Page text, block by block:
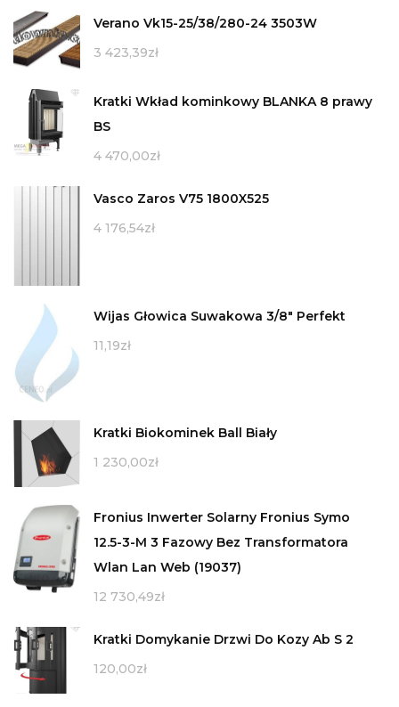
Verano Vk15-25/38/280-24 3503W
3 423,39zł
Kratki Wkład kominkowy BLANKA 8 prawy
BS
4 470,00zł
Vasco Zaros V75 1800X525
4 176,54zł
Wijas Głowica Suwakowa 3/8" Perfekt
11,19zł
Kratki Biokominek Ball Biały
1 230,00zł
Fronius Inwerter Solarny Fronius Symo
12.5-3-M 3 Fazowy Bez Transformatora
Wlan Lan Web (19037)
12 730,49zł
Kratki Domykanie Drzwi Do Kozy Ab S 2
120,00zł